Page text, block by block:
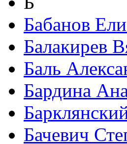
Бабанов
Балакирев
Баль
Бардина
Бачевич